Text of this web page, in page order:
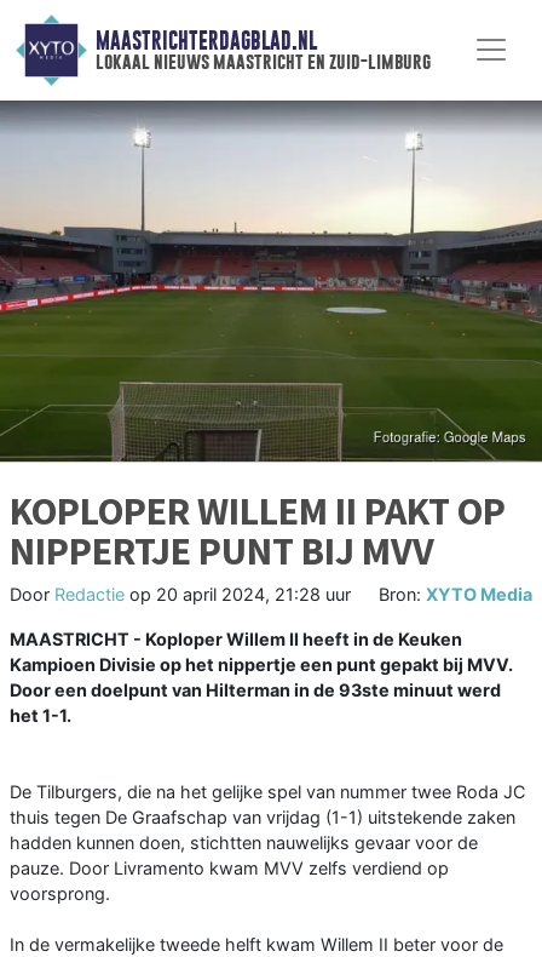
MAASTRICHTERDAGBLAD.NL
lokaal nieuws maastricht en zuid-limburg
KOPLOPER WILLEM II PAKT OP
NIPPERTJE PUNT BIJ MVV
Door Redactie op 20 april 2024, 21:28 uur Bron: XYTO Media
MAASTRICHT - Koploper Willem II heeft in de Keuken
Kampioen Divisie op het nippertje een punt gepakt bij MVV.
Door een doelpunt van Hilterman in de 93ste minuut werd
het 1-1.
De Tilburgers, die na het gelijke spel van nummer twee Roda JC
thuis tegen De Graafschap van vrijdag (1-1) uitstekende zaken
hadden kunnen doen, stichtten nauwelijks gevaar voor de
pauze. Door Livramento kwam MVV zelfs verdiend op
voorsprong.
In de vermakelijke tweede helft kwam Willem II beter voor de